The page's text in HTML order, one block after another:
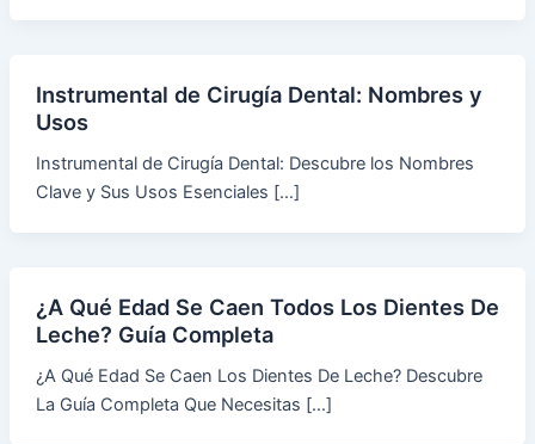
Instrumental de Cirugía Dental: Nombres y
Usos
Instrumental de Cirugía Dental: Descubre los Nombres
Clave y Sus Usos Esenciales […]
¿A Qué Edad Se Caen Todos Los Dientes De
Leche? Guía Completa
¿A Qué Edad Se Caen Los Dientes De Leche? Descubre
La Guía Completa Que Necesitas […]